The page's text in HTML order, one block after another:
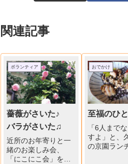
関連記事
ボランティア
薔薇がさいた♪
バラがさいた♫
近所のお年寄りと一
緒のお楽しみ会、
「にこにこ会」を発
おでかけ
至福のひ
「6人まで
すよ」と、
の京園ラン